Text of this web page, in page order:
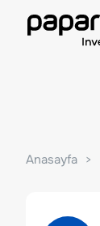
Anasayfa